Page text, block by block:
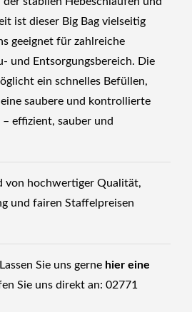
ist dieser Big Bag vielseitig
geeignet für zahlreiche
und Entsorgungsbereich. Die
ein schnelles Befüllen,
saubere und kontrollierte
effizient, sauber und
von hochwertiger Qualität,
und fairen Staffelpreisen
Sie uns gerne hier eine
Sie uns direkt an: 02771